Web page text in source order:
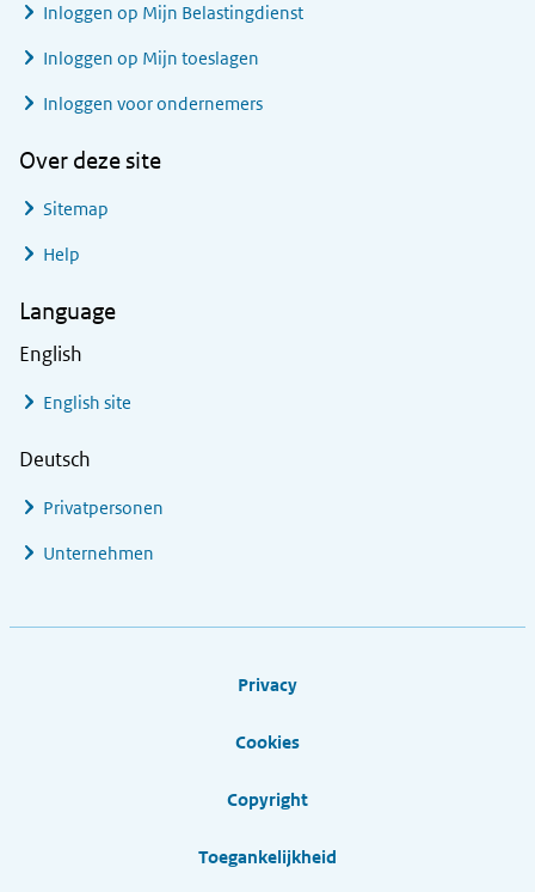
Inloggen op Mijn Belastingdienst
Inloggen op Mijn toeslagen
Inloggen voor ondernemers
Over deze site
Sitemap
Help
Language
English
English site
Deutsch
Privatpersonen
Unternehmen
Privacy
Cookies
Copyright
Toegankelijkheid